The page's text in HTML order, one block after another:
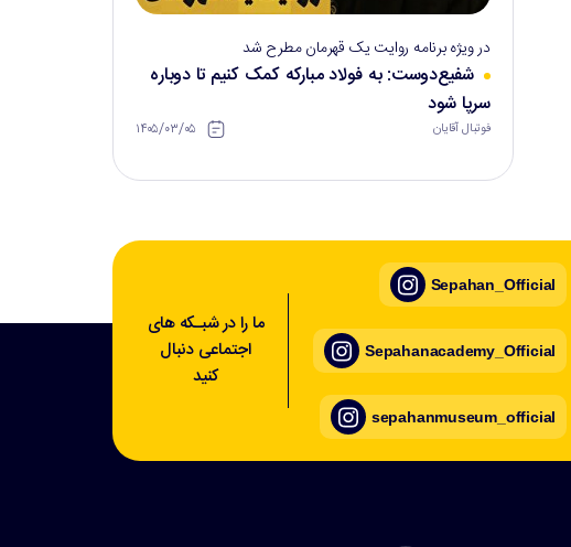
در ویژه برنامه روایت یک قهرمان مطرح شد
شفیع‌دوست: به فولاد مبارکه کمک کنیم تا دوباره
سرپا شود
فوتبال آقایان ۱۴۰۵/۰۳/۰۵
ما را در شبـکه های
اجتماعی دنبال
کنید
Sepahan_Official
Sepahanacademy_Official
sepahanmuseum_official